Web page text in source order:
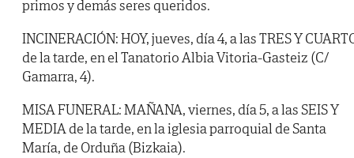
primos y demás seres queridos.
INCINERACIÓN: HOY, jueves, día 4, a las TRES Y
de la tarde, en el Tanatorio Albia Vitoria-Gasteiz (C/
Gamarra, 4).
MISA FUNERAL: MAÑANA, viernes, día 5, a las SEIS Y
MEDIA de la tarde, en la iglesia parroquial de Santa
María, de Orduña (Bizkaia).